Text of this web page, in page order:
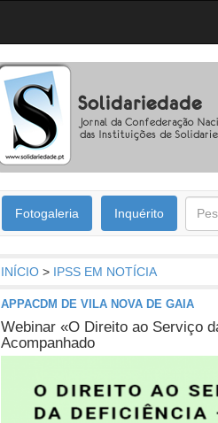
Fotogaleria Inquérito
INÍCIO > IPSS EM NOTÍCIA
APPACDM DE VILA NOVA DE GAIA
Webinar «O Direito ao Serviço
Acompanhado